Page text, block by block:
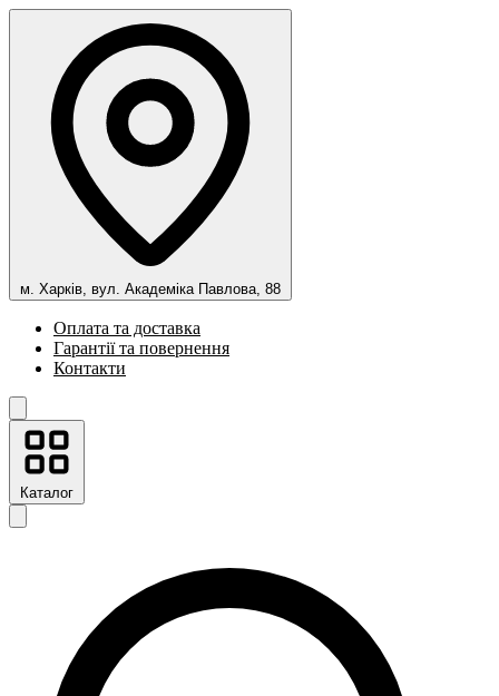
м. Харків, вул. Академіка Павлова, 88
Оплата та доставка
Гарантії та повернення
Контакти
Каталог